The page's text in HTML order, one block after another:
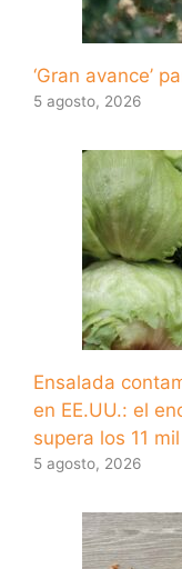
‘Gran avance’
5 agosto, 2026
Ensalada
en EE.UU.: el
supera los 11
5 agosto, 2026